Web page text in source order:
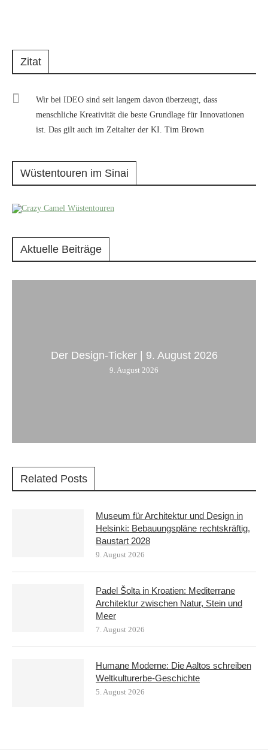
Zitat
Wir bei IDEO sind seit langem davon überzeugt, dass
menschliche Kreativität die beste Grundlage für Innovationen
ist. Das gilt auch im Zeitalter der KI. Tim Brown
Wüstentouren im Sinai
Aktuelle Beiträge
Der Design-Ticker | 9. August 2026
9. August 2026
Related Posts
Museum für Architektur und Design in
Helsinki: Bebauungspläne rechtskräftig,
Baustart 2028
9. August 2026
Padel Šolta in Kroatien: Mediterrane
Architektur zwischen Natur, Stein und
Meer
7. August 2026
Humane Moderne: Die Aaltos schreiben
Weltkulturerbe-Geschichte
5. August 2026